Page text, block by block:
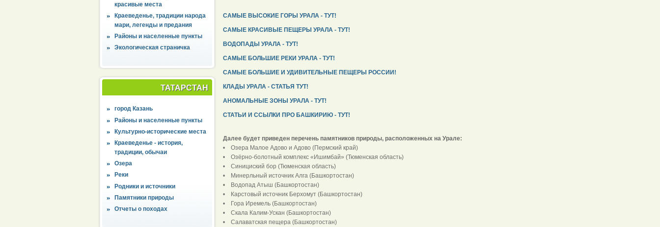
красивые места
Краеведенье, традиции народа
мари, легенды и предания
Районы и населенные пункты
Экологическая страничка
ТАТАРСТАН
город Казань
Районы и населенные пункты
Культурно-исторические места
Краеведенье - история,
традиции, обычаи
Озера
Реки
Родники и источники
Памятники природы
Отчеты о походах
САМЫЕ ВЫСОКИЕ ГОРЫ УРАЛА - ТУТ!
САМЫЕ КРАСИВЫЕ ПЕЩЕРЫ УРАЛА - ТУТ!
ВОДОПАДЫ УРАЛА - ТУТ!
САМЫЕ БОЛЬШИЕ РЕКИ УРАЛА - ТУТ!
САМЫЕ БОЛЬШИЕ И УДИВИТЕЛЬНЫЕ ПЕЩЕРЫ РОССИИ!
КЛАДЫ УРАЛА - СТАТЬЯ ТУТ!
АНОМАЛЬНЫЕ ЗОНЫ УРАЛА - ТУТ!
СТАТЬИ И ССЫЛКИ ПРО БАШКИРИЮ - ТУТ!
Далее будет приведен перечень памятников природы, расположенных на Урале:
• Озера Малое Адово и Адово (Пермский край)
• Озёрно-болотный комплекс «Ишимбай» (Тюменская область)
• Синициский бор (Тюменская область)
• Минерльный источник Алга (Башкортостан)
• Водопад Атыш (Башкортостан)
• Карстовый источник Берхомут (Башкортостан)
• Гора Иремель (Башкортостан)
• Скала Калим-Ускан (Башкортостан)
• Салаватская пещера (Башкортостан)